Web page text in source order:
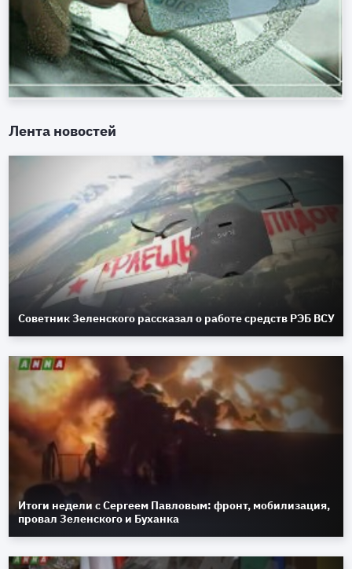
Лента новостей
Советник Зеленского рассказал о работе средств РЭБ ВСУ
Итоги недели с Сергеем Павловым: фронт, мобилизация,
провал Зеленского и Буханка